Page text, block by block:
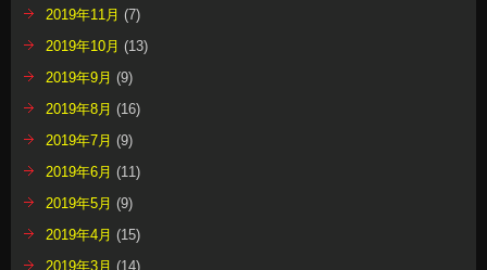
2019年11月 (7)
2019年10月 (13)
2019年9月 (9)
2019年8月 (16)
2019年7月 (9)
2019年6月 (11)
2019年5月 (9)
2019年4月 (15)
2019年3月 (14)